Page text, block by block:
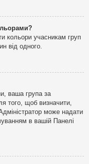
кольори учасникам груп
від одного.
ваша група за
того, щоб визначити,
може надати
в вашій Панелі